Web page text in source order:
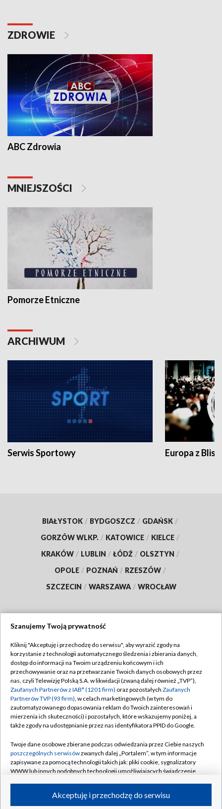
ZDROWIE
ABC Zdrowia
MNIEJSZOŚCI
Pomorze Etniczne
ARCHIWUM
Serwis Sportowy Europa z
BIAŁYSTOK / BYDGOSZCZ / GDAŃSK /
GORZÓW WLKP. / KATOWICE / KIELCE /
KRAKÓW / LUBLIN / ŁÓDŹ / OLSZTYN /
OPOLE / POZNAŃ / RZESZÓW /
SZCZECIN / WARSZAWA / WROCŁAW
TVP
Abonament TVP
Emisja w TVP
Centrum informacji TVP
Naziemna Telewizja Cyfrowa
Rada Programowa
System NOS
Informacje o nadawcy
Program dla prasy
Regulamin TVP
Polityka prywatności
Moje zgody
Pomoc
Kontakt
Kanały
Szanujemy Twoją prywatność
Kliknij "Akceptuję i przechodzę do serwisu", aby wyrazić zgody na
korzystanie z technologii automatycznego śledzenia i zbierania danych,
dostęp do informacji na Twoim urządzeniu końcowym i ich
przechowywanie oraz na przetwarzanie Twoich danych osobowych przez
nas, czyli Telewizję Polską S.A. w likwidacji (zwaną dalej również „TVP”),
Zaufanych Partnerów z IAB* (1201 firm) oraz pozostałych Zaufanych
Partnerów TVP (93 firm), w celach marketingowych (w tym do
zautomatyzowanego dopasowania reklam do Twoich zainteresowań i
mierzenia ich skuteczności) i pozostałych, które wskazujemy poniżej, a
także zgody na udostępnianie przez nas identyfikatora PPID do Google.
Twoje dane osobowe zbierane podczas odwiedzania przez Ciebie naszych
poszczególnych serwisówzwanych dalej „Portalem”, w tym informacje
zapisywane za pomocą technologii takich jak: pliki cookie, sygnalizatory
WWW lub innych podobnych technologii umożliwiających świadczenie
ruchu w Internecie.Akceptuję i przechodzę do serwisu